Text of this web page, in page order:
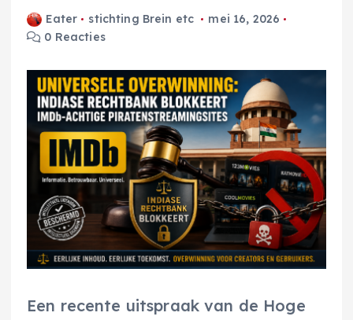
Eater stichting Brein etc
mei 16, 2026
0 Reacties
Een recente uitspraak van de Hoge